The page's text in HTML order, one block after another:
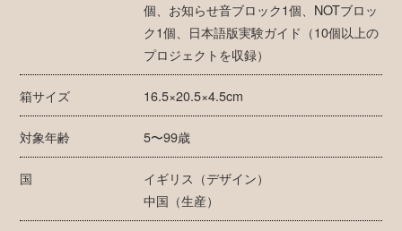
個、お知らせ音ブロック1個、NOTブロッ
ク1個、日本語版実験ガイド（10個以上の
プロジェクトを収録）
箱サイズ 16.5×20.5×4.5cm
対象年齢 5〜99歳
国
イギリス（デザイン）
中国（生産）